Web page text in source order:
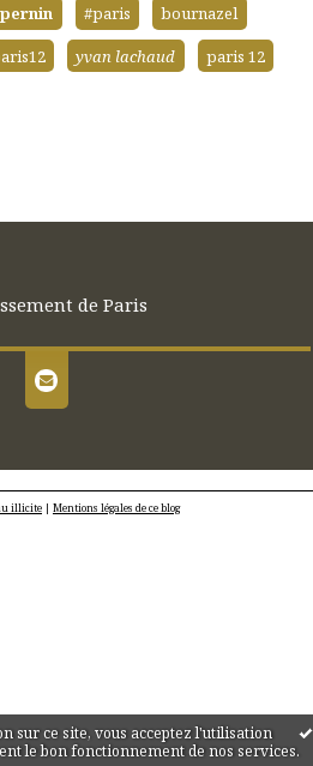
sur ce site, vous acceptez l'utilisation
le bon fonctionnement de nos services.
#paris
bournazel
yvan lachaud
paris 12
de Paris
illicite | Mentions légales de ce blog